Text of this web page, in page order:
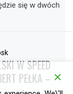
się w dwóch
W SPEED
PEŁKA –